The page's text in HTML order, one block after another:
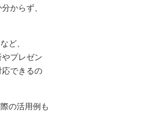
からず、
ど、
プレゼン
できるの
の活用例も